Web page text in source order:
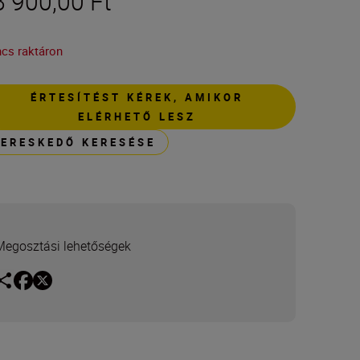
raktáron
ÉRTESÍTÉST KÉREK, AMIKOR
ELÉRHETŐ LESZ
KERESÉSE
lehetőségek